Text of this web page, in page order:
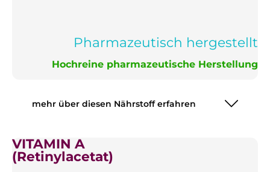
Pharmazeutisch hergestellt
Hochreine pharmazeutische Herstellung
mehr über diesen Nährstoff erfahren
VITAMIN A
(Retinylacetat)